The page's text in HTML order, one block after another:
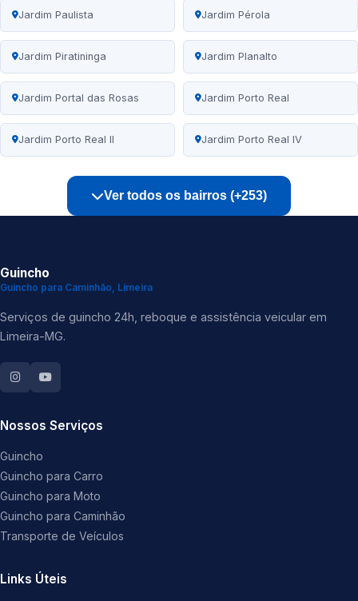
Jardim Paulista Jardim Pérola
Jardim Piratininga Jardim Planalto
Jardim Portal das Rosas Jardim Porto Real
Jardim Porto Real II Jardim Porto Real IV
Ver todos os bairros (+253)
Guincho
Guincho para Caminhão, Limeira
Serviços de guincho 24h, reboque e assistência veicular em
Limeira-MG.
Nossos Serviços
Guincho
Guincho para Carro
Guincho para Moto
Guincho para Caminhão
Transporte de Veículos
Links Úteis